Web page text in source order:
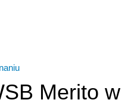
Merito w